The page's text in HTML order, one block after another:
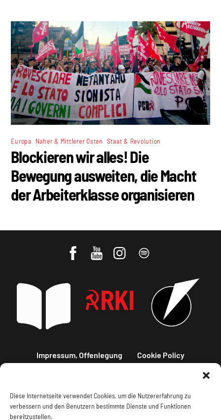
Diese Internetseite verwendet Cookies, um die Nutzererfahrung zu
verbessern und den Benutzern bestimmte Dienste und Funktionen
bereitzustellen.
Europa Naher & Mittlerer Osten Staat & Revolution
Blockieren wir alles! Die
Bewegung ausweiten, die Macht
der Arbeiterklasse organisieren
Impressum, Offenlegung Cookie Policy